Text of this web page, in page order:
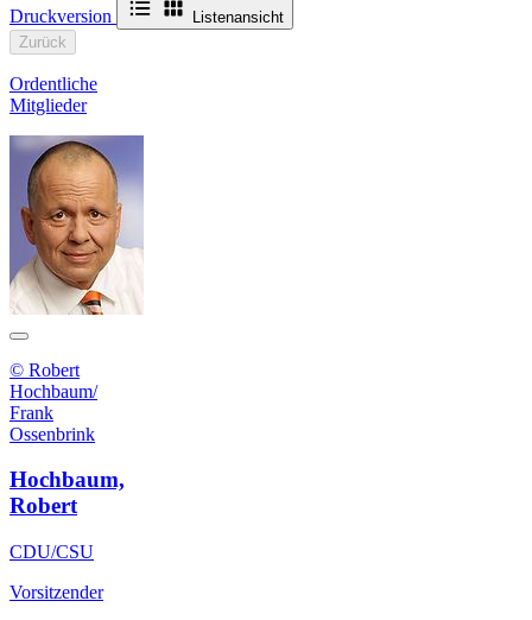
Druckversion
Listenansicht
Zurück
Ordentliche
Mitglieder
© Robert
Hochbaum/
Frank
Ossenbrink
Hochbaum,
Robert
CDU/CSU
Vorsitzender